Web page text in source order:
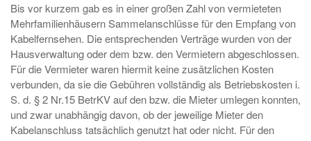
Bis vor kurzem gab es in einer großen Zahl von vermieteten
Mehrfamilienhäusern Sammelanschlüsse für den Empfang von
Kabelfernsehen. Die entsprechenden Verträge wurden von der
Hausverwaltung oder dem bzw. den Vermietern abgeschlossen.
Für die Vermieter waren hiermit keine zusätzlichen Kosten
verbunden, da sie die Gebühren vollständig als Betriebskosten i.
S. d. § 2 Nr.15 BetrKV auf den bzw. die Mieter umlegen konnten,
und zwar unabhängig davon, ob der jeweilige Mieter den
Kabelanschluss tatsächlich genutzt hat oder nicht. Für den